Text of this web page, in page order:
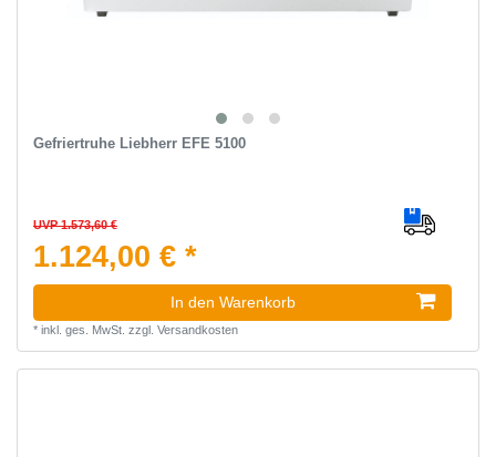
Gefriertruhe Liebherr EFE 5100
UVP 1.573,60 €
1.124,00 € *
In den Warenkorb
* inkl. ges. MwSt. zzgl. Versandkosten